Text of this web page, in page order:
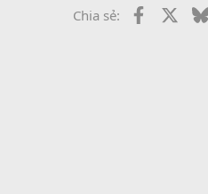
Chia sẻ: Facebook